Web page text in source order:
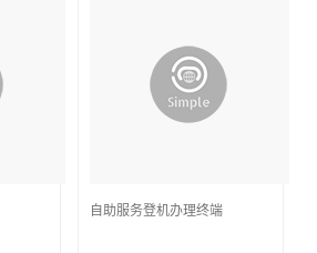
自助服务登机办理终端